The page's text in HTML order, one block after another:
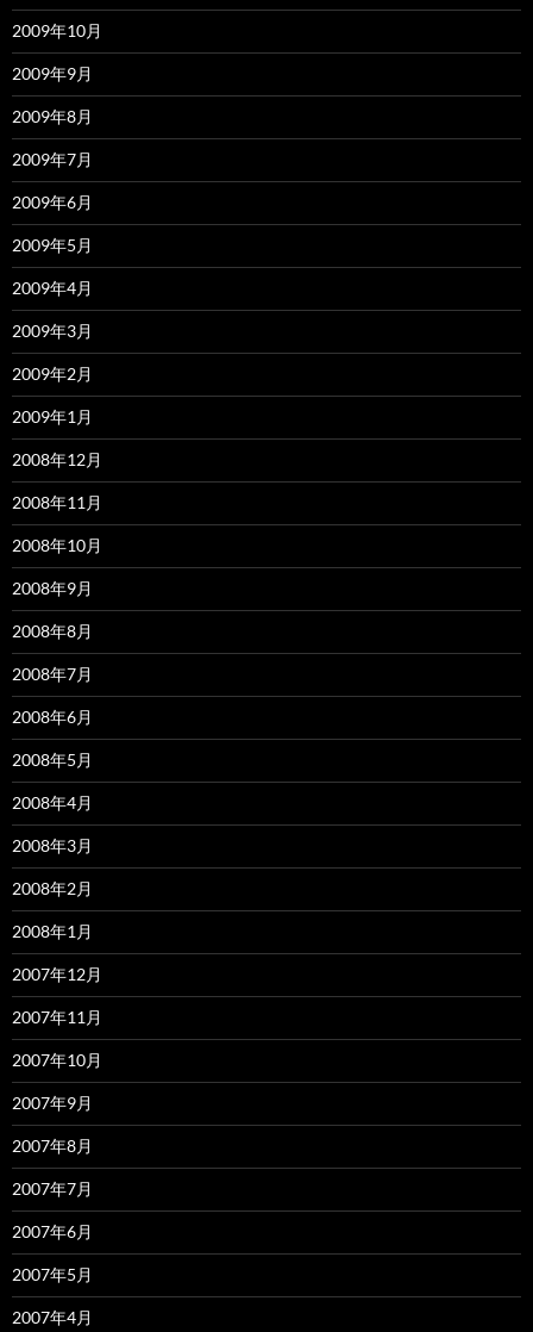
2009年10月
2009年9月
2009年8月
2009年7月
2009年6月
2009年5月
2009年4月
2009年3月
2009年2月
2009年1月
2008年12月
2008年11月
2008年10月
2008年9月
2008年8月
2008年7月
2008年6月
2008年5月
2008年4月
2008年3月
2008年2月
2008年1月
2007年12月
2007年11月
2007年10月
2007年9月
2007年8月
2007年7月
2007年6月
2007年5月
2007年4月